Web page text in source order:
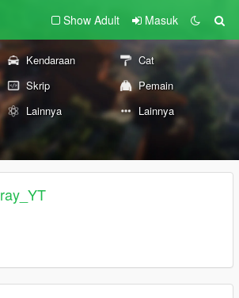
Show Adult Masuk
Kendaraan
Cat
Skrip
Pemain
Lainnya Lainnya